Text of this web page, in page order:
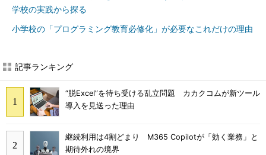
学校の実践から探る
小学校の「プログラミング教育必修化」が必要なこれだけの理由
記事ランキング
“脱Excel”を待ち受ける乱立問題 カカクコムが新ツール
導入を見送った理由
継続利用は4割どまり M365 Copilotが「効く業務」と
期待外れの境界